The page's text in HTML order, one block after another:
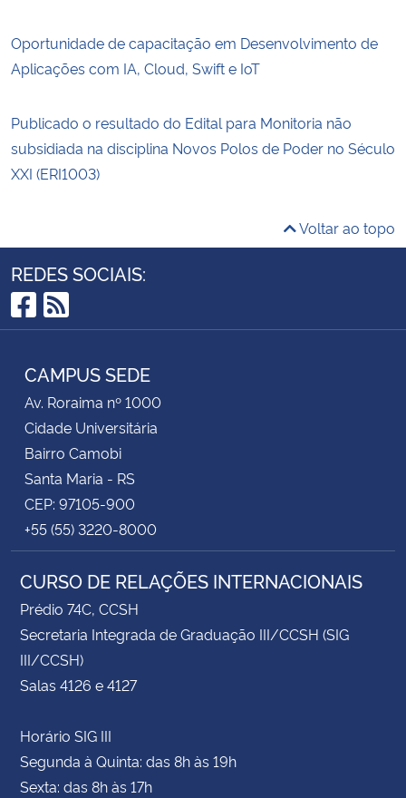
Oportunidade de capacitação em Desenvolvimento de
Aplicações com IA, Cloud, Swift e IoT
Publicado o resultado do Edital para Monitoria não
subsidiada na disciplina Novos Polos de Poder no Século
XXI (ERI1003)
Voltar ao topo
REDES SOCIAIS:
Facebook
RSS
CAMPUS SEDE
Av. Roraima nº 1000
Cidade Universitária
Bairro Camobi
Santa Maria - RS
CEP: 97105-900
+55 (55) 3220-8000
CURSO DE RELAÇÕES INTERNACIONAIS
Prédio 74C, CCSH
Secretaria Integrada de Graduação III/CCSH (SIG
III/CCSH)
Salas 4126 e 4127
Horário SIG III
Segunda à Quinta: das 8h às 19h
Sexta: das 8h às 17h